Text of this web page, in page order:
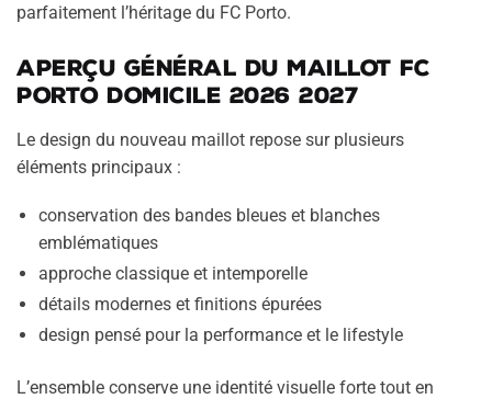
parfaitement l’héritage du FC Porto.
Aperçu général du maillot FC
Porto domicile 2026 2027
Le design du nouveau maillot repose sur plusieurs
éléments principaux :
conservation des bandes bleues et blanches
emblématiques
approche classique et intemporelle
détails modernes et finitions épurées
design pensé pour la performance et le lifestyle
L’ensemble conserve une identité visuelle forte tout en